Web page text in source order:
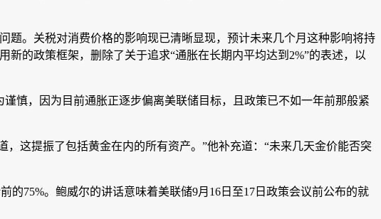
。关税对消费价格的影响现已清晰显现，预计未来几个月这种影响将持
的政策框架，删除了关于追求“通胀在长期内平均达到2%”的表述，以
慎，因为目前通胀正逐步偏离美联储目标，且政策已不如一年前那般紧
这提振了包括黄金在内的所有资产。”他补充道：“未来几天金价能否突
的75%。鲍威尔的讲话意味着美联储9月16日至17日政策会议前公布的就